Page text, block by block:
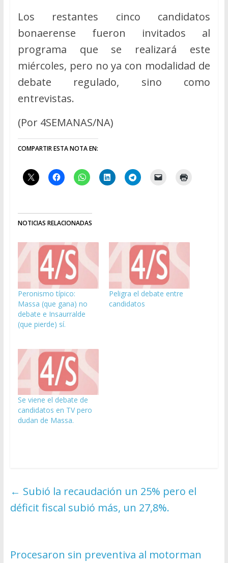
Los restantes cinco candidatos
bonaerense fueron invitados al
programa que se realizará este
miércoles, pero no ya con modalidad de
debate regulado, sino como
entrevistas.
(Por 4SEMANAS/NA)
COMPARTIR ESTA NOTA EN:
NOTICIAS RELACIONADAS
Peronismo típico:
Massa (que gana) no
debate e Insaurralde
(que pierde) sí.
Peligra el debate entre
candidatos
Se viene el debate de
candidatos en TV pero
dudan de Massa.
← Subió la recaudación un 25% pero el
déficit fiscal subió más, un 27,8%.
Procesaron sin preventiva al motorman